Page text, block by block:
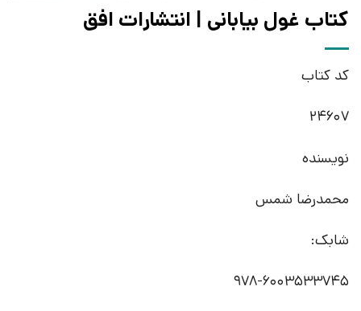
کتاب غول بیابانی | انتشارات افق
کد کتاب
24607
نویسنده
محمدرضا شمس
شابک:
978-6003533745